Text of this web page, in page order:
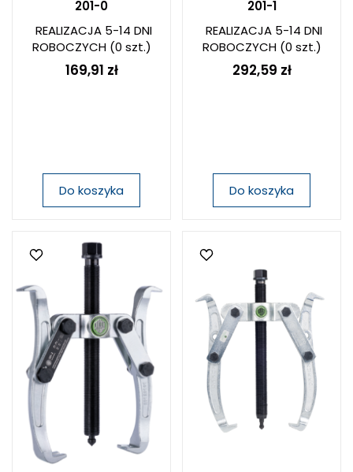
201-0
REALIZACJA 5-14 DNI
ROBOCZYCH(0 szt.)
169,91 zł
Do koszyka
201-1
REALIZACJA 5-14 DNI
ROBOCZYCH(0 szt.)
292,59 zł
Do koszyka